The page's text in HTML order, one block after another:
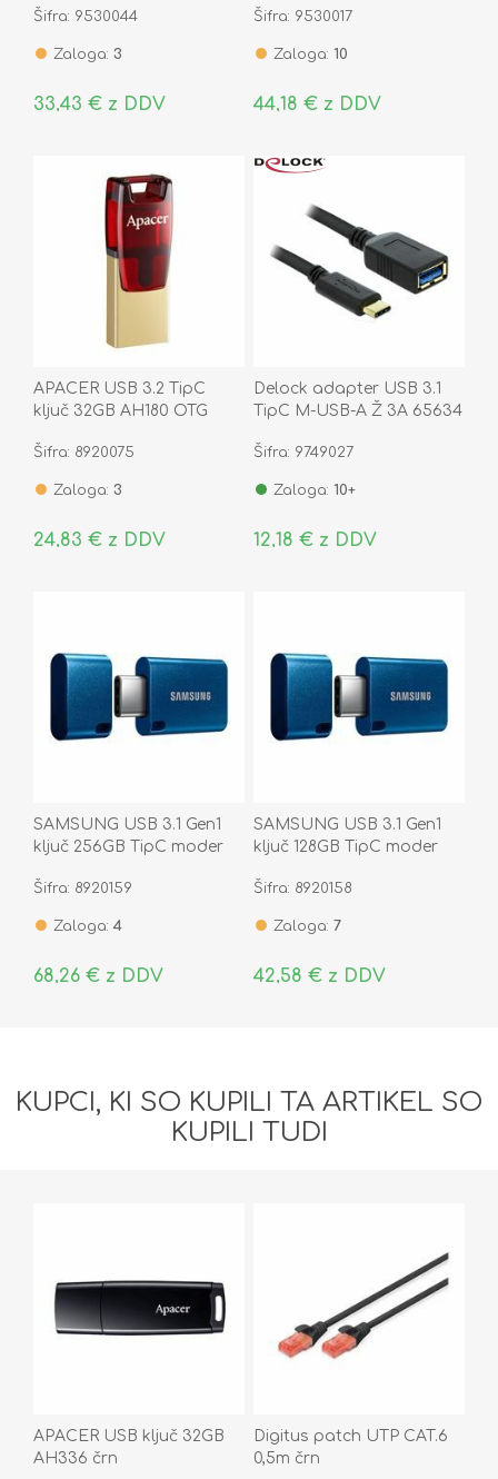
Šifra: 9530044
Zaloga: 3
33,43 € z DDV
Šifra: 9530017
Zaloga: 10
44,18 € z DDV
APACER USB 3.2 TipC
ključ 32GB AH180 OTG
Šifra: 8920075
Zaloga: 3
24,83 € z DDV
Delock adapter USB 3.1
TipC M-USB-A Ž 3A 65634
Šifra: 9749027
Zaloga: 10+
12,18 € z DDV
SAMSUNG USB 3.1 Gen1
ključ 256GB TipC moder
Šifra: 8920159
Zaloga: 4
68,26 € z DDV
SAMSUNG USB 3.1 Gen1
ključ 128GB TipC moder
Šifra: 8920158
Zaloga: 7
42,58 € z DDV
KUPCI, KI SO KUPILI TA ARTIKEL SO
KUPILI TUDI
APACER USB ključ 32GB
AH336 črn
Digitus patch UTP CAT.6
0,5m črn